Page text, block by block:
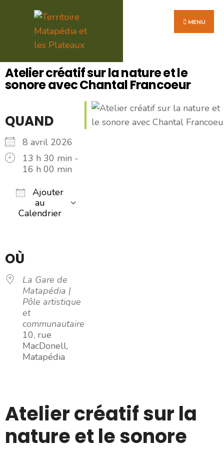
MENU
Atelier créatif sur la nature et le
sonore avec Chantal Francoeur
QUAND
8 avril 2026
13 h 30 min -
16 h 00 min
Ajouter
au
Calendrier
OÙ
La Gare de
Matapédia |
Pôle artistique
et
communautaire
10, rue
MacDonell,
Matapédia
Atelier créatif sur la
nature et le sonore